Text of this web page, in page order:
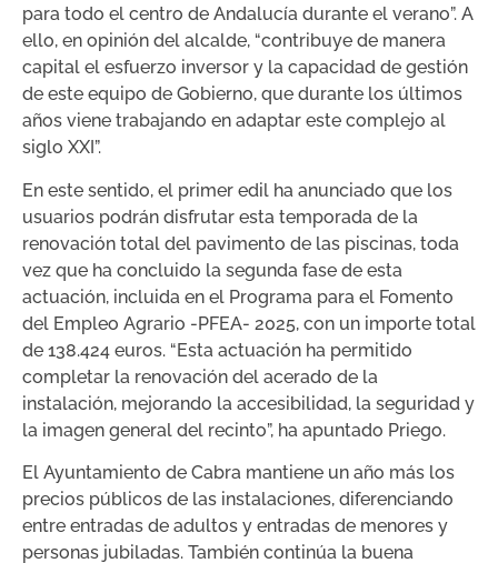
para todo el centro de Andalucía durante el verano”. A
ello, en opinión del alcalde, “contribuye de manera
capital el esfuerzo inversor y la capacidad de gestión
de este equipo de Gobierno, que durante los últimos
años viene trabajando en adaptar este complejo al
siglo XXI”.
En este sentido, el primer edil ha anunciado que los
usuarios podrán disfrutar esta temporada de la
renovación total del pavimento de las piscinas, toda
vez que ha concluido la segunda fase de esta
actuación, incluida en el Programa para el Fomento
del Empleo Agrario -PFEA- 2025, con un importe total
de 138.424 euros. “Esta actuación ha permitido
completar la renovación del acerado de la
instalación, mejorando la accesibilidad, la seguridad y
la imagen general del recinto”, ha apuntado Priego.
El Ayuntamiento de Cabra mantiene un año más los
precios públicos de las instalaciones, diferenciando
entre entradas de adultos y entradas de menores y
personas jubiladas. También continúa la buena